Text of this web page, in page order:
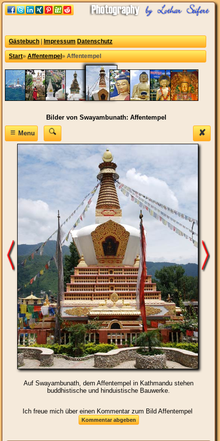
Gästebuch Impressum Datenschutz
Start» Affentempel » Affentempel
Bilder von Swayambunath: Affentempel
✘
≡Menu
Auf Swayambunath, dem Affentempel in Kathmandu stehen
buddhistische und hinduistische Bauwerke.
Ich freue mich über einen Kommentar zum Bild Affentempel